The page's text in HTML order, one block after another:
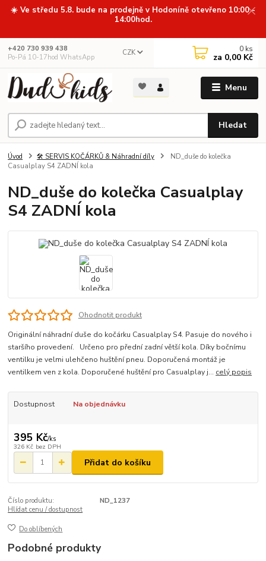
☀️ Ve středu 5.8. bude na prodejně v Hodoníně otevřeno 10:00 -
14:00hod.
Menu
CZK
Hledat
+420 730 939 438
Po-Pá 10-17hod WhatsApp
0 ks
za 0,00 Kč
Úvod 🛠️ SERVIS KOČÁRKŮ & Náhradní díly
ND_duše do kolečka
Casualplay S4 ZADNÍ kola
ND_duše do kolečka Casualplay
S4 ZADNÍ kola
Ohodnotit produkt
Originální náhradní duše do kočárku Casualplay S4. Pasuje do nového i
staršího provedení. Určeno pro přední zadní větší kola. Díky bočnímu
ventilku je velmi ulehčeno huštění pneu. Doporučená montáž je
ventilkem ven z kola. Doporučené huštění pro Casualplay j... celý popis
Dostupnost Na objednávku
395 Kč/ks
326 Kč bez DPH
Přidat do košíku
Číslo produktu:
ND_1237
Hlídat cenu / dostupnost
Do oblíbených
Podobné produkty